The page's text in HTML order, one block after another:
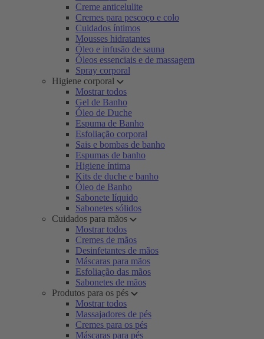
Creme anticelulite
Cremes para pescoço e colo
Cuidados íntimos
Mousses hidratantes
Óleo e infusão de sauna
Óleos essenciais e de massagem
Spray corporal
Higiene corporal
Mostrar todos
Gel de Banho
Óleo de Duche
Espuma de Banho
Esfoliação corporal
Sais e bombas de banho
Espumas de banho
Higiene íntima
Kits de duche e banho
Óleo de Banho
Sabonete líquido
Sabonetes sólidos
Cuidados para mãos
Mostrar todos
Cremes de mãos
Desinfetantes de mãos
Máscaras para mãos
Esfoliação das mãos
Sabonetes de mãos
Produtos para os pés
Mostrar todos
Massajadores de pés
Cremes para os pés
Máscaras para pés